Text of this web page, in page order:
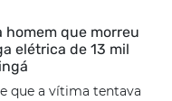
homem que morreu
elétrica de 13 mil
que a vítima tentava